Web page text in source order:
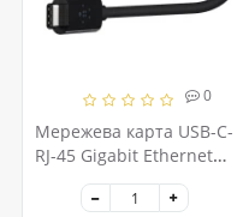
0
Мережева карта USB-C-
RJ-45 Gigabit Ethernet
(F2CU040btBLK)